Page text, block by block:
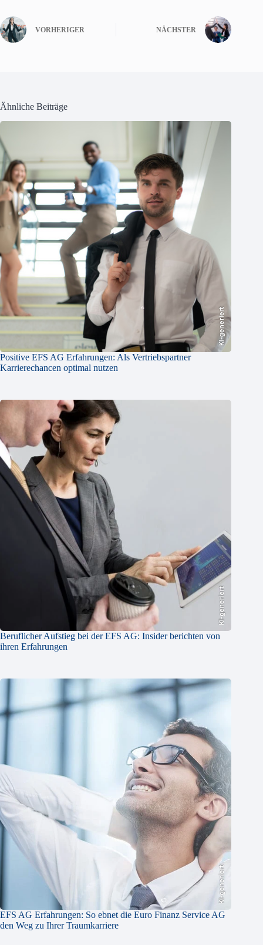
VORHERIGER NÄCHSTER
Ähnliche Beiträge
KI-generiert
Positive EFS AG Erfahrungen: Als Vertriebspartner
Karrierechancen optimal nutzen
KI-generiert
Beruflicher Aufstieg bei der EFS AG: Insider berichten von
ihren Erfahrungen
KI-generiert
EFS AG Erfahrungen: So ebnet die Euro Finanz Service AG
den Weg zu Ihrer Traumkarriere